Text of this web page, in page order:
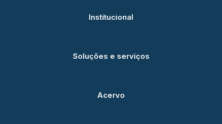
Institucional
Soluções e serviços
Acervo